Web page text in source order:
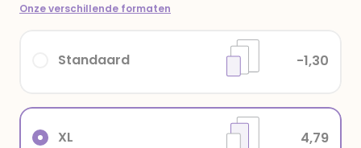
Onze verschillende formaten
XL 4,79
Standaard -1,30